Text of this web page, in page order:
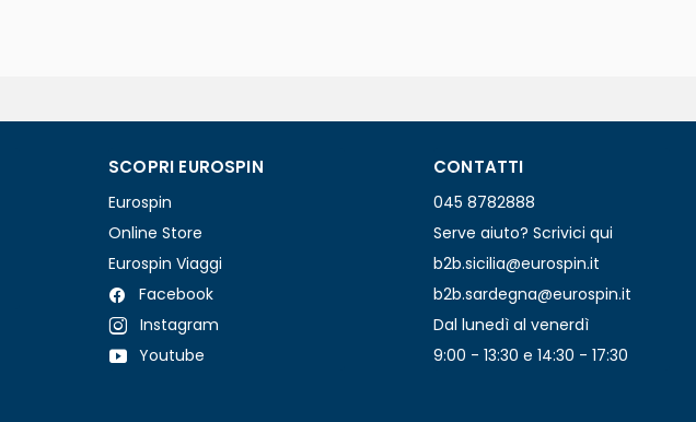
SCOPRI EUROSPIN
Eurospin
Online Store
Eurospin Viaggi
Facebook
Instagram
Youtube
CONTATTI
045 8782888
Serve aiuto? Scrivici qui
b2b.sicilia@eurospin.it
b2b.sardegna@eurospin.it
Dal lunedì al venerdì
9:00 - 13:30 e 14:30 - 17:30